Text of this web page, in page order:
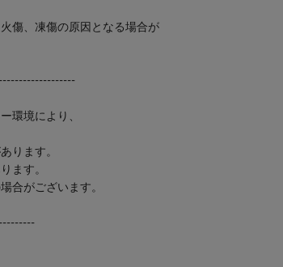
傷、凍傷の原因となる場合が
環境により、
ります。
ます。
合がございます。